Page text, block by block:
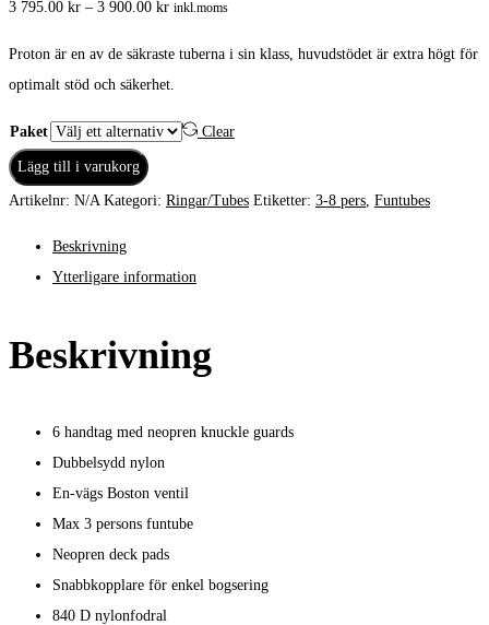
3 795.00 kr – 3 900.00 krPrisintervall:
3
inkl.moms
Proton är en av de säkraste tuberna i sin klass, huvudstödet är extra högt för
optimalt stöd och säkerhet.
Paket
Clear
Jobe
Proton
mängd
Lägg till i varukorg
Artikelnr: N/A Kategori: Ringar/Tubes Etiketter: 3-8 pers, Funtubes
Beskrivning
Ytterligare information
Beskrivning
6 handtag med neopren knuckle guards
Dubbelsydd nylon
En-vägs Boston ventil
Max 3 persons funtube
Neopren deck pads
Snabbkopplare för enkel bogsering
840 D nylonfodral